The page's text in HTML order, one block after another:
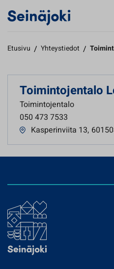
Etusivu / Yhteystiedot /
Toimintojentalo
Toimintojentalo
050 473 7533
Kasperinviita 13,